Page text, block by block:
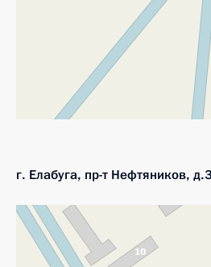
г. Елабуга, пр-т Нефтяников,